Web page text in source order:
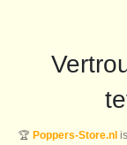
🏆 Poppers-Store.nlis